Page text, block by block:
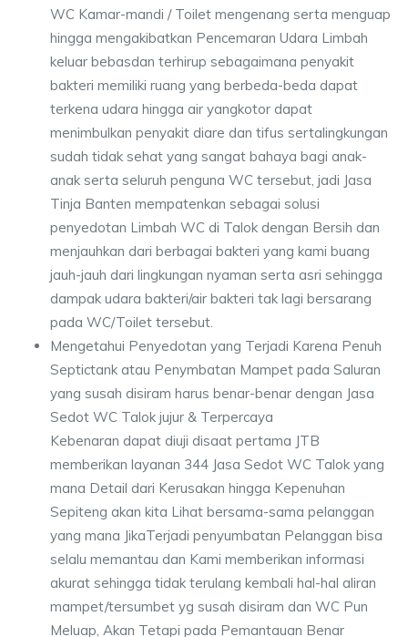
WC Kamar-mandi / Toilet mengenang serta menguap
hingga mengakibatkan Pencemaran Udara Limbah
keluar bebasdan terhirup sebagaimana penyakit
bakteri memiliki ruang yang berbeda-beda dapat
terkena udara hingga air yangkotor dapat
menimbulkan penyakit diare dan tifus sertalingkungan
sudah tidak sehat yang sangat bahaya bagi anak-
anak serta seluruh penguna WC tersebut, jadi Jasa
Tinja Banten mempatenkan sebagai solusi
penyedotan Limbah WC di Talok dengan Bersih dan
menjauhkan dari berbagai bakteri yang kami buang
jauh-jauh dari lingkungan nyaman serta asri sehingga
dampak udara bakteri/air bakteri tak lagi bersarang
pada WC/Toilet tersebut.
Mengetahui Penyedotan yang Terjadi Karena Penuh
Septictank atau Penymbatan Mampet pada Saluran
yang susah disiram harus benar-benar dengan Jasa
Sedot WC Talok jujur & Terpercaya
Kebenaran dapat diuji disaat pertama JTB
memberikan layanan 344 Jasa Sedot WC Talok yang
mana Detail dari Kerusakan hingga Kepenuhan
Sepiteng akan kita Lihat bersama-sama pelanggan
yang mana JikaTerjadi penyumbatan Pelanggan bisa
selalu memantau dan Kami memberikan informasi
akurat sehingga tidak terulang kembali hal-hal aliran
mampet/tersumbet yg susah disiram dan WC Pun
Meluap, Akan Tetapi pada Pemantauan Benar